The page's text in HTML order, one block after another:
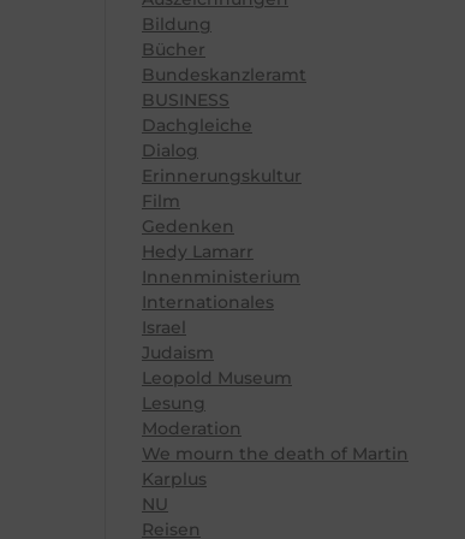
Bildung
Bücher
Bundeskanzleramt
BUSINESS
Dachgleiche
Dialog
Erinnerungskultur
Film
Gedenken
Hedy Lamarr
Innenministerium
Internationales
Israel
Judaism
Leopold Museum
Lesung
Moderation
We mourn the death of Martin
Karplus
NU
Reisen